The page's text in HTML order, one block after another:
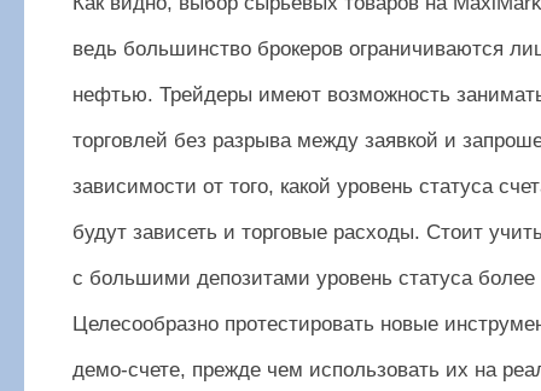
ведь большинство брокеров ограничиваются
нефтью. Трейдеры имеют возможность
торговлей без разрыва между заявкой и
зависимости от того, какой уровень статуса
будут зависеть и торговые расходы. Стоит
с большими депозитами уровень статуса
Целесообразно протестировать новые
демо-счете, прежде чем использовать их на